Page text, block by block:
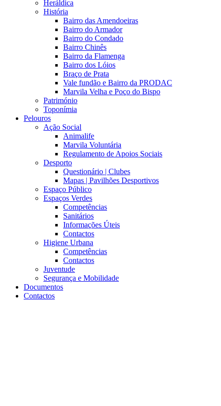
Heráldica
História
Bairro das Amendoeiras
Bairro do Armador
Bairro do Condado
Bairro Chinês
Bairro da Flamenga
Bairro dos Lóios
Braço de Prata
Vale fundão e Bairro da PRODAC
Marvila Velha e Poço do Bispo
Património
Toponímia
Pelouros
Ação Social
Animalife
Marvila Voluntária
Regulamento de Apoios Sociais
Desporto
Questionário | Clubes
Mapas | Pavilhões Desportivos
Espaço Público
Espaços Verdes
Competências
Sanitários
Informações Úteis
Contactos
Higiene Urbana
Competências
Contactos
Juventude
Segurança e Mobilidade
Documentos
Contactos